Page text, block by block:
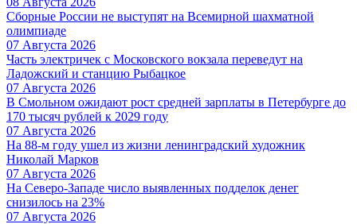
Сборные России не выступят на Всемирной шахматной
олимпиаде
07 Августа 2026
Часть электричек с Московского вокзала переведут на
Ладожский и станцию Рыбацкое
07 Августа 2026
В Смольном ожидают рост средней зарплаты в Петербурге до
170 тысяч рублей к 2029 году
07 Августа 2026
На 88-м году ушел из жизни ленинградский художник
Николай Марков
07 Августа 2026
На Северо-Западе число выявленных подделок денег
снизилось на 23%
07 Августа 2026